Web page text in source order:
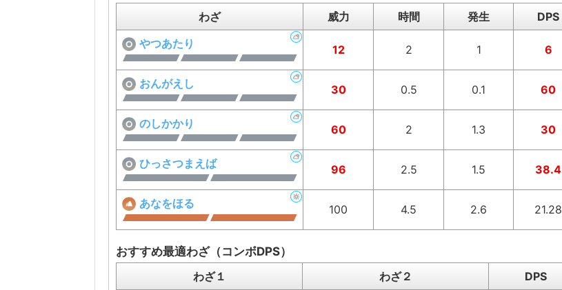
わざ
威力 時間 発生
DPS
やつあたり
12 2 1 6
おんがえし 30 0.5 0.1 60
のしかかり 60 2 1.3 30
ひっさつまえば 96 2.5 1.5 38.4
あなをほる 100 4.5 2.6 21.28
おすすめ最適わざ（コンボDPS）
わざ１
わざ２ DPS